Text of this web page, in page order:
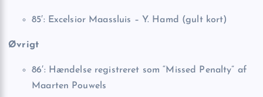
85′: Excelsior Maassluis – Y. Hamd (gult kort)
Øvrigt
86′: Hændelse registreret som “Missed Penalty” af
Maarten Pouwels